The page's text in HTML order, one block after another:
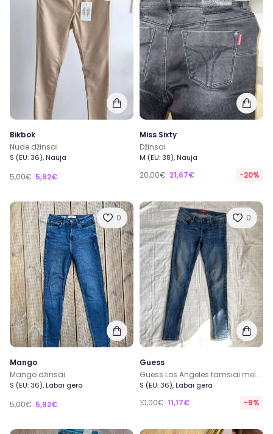
Bikbok
Nude džinsai
S (EU: 36), Nauja
5,00€ 5,92€
Miss Sixty
Džinsai
M (EU: 38), Nauja
20,00€ 21,67€ -20%
0
Mango
Mango džinsai
S (EU: 36), Labai gera
5,00€ 5,92€
0
Guess
Guess Los Angeles tamsiai mėlyni siauri džinsai 27 (S-M), Žemu liemeniu
S (EU: 36), Labai gera
10,00€ 11,17€ -9%